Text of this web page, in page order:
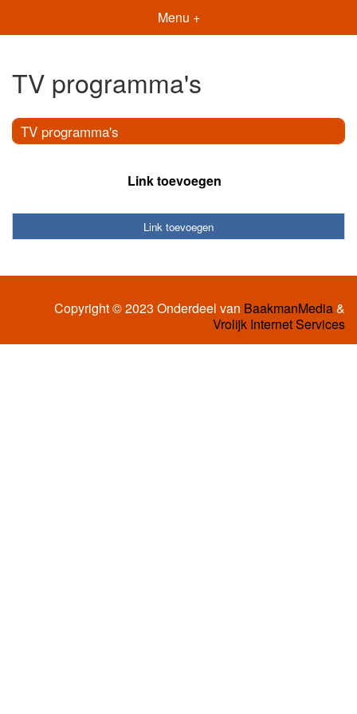
Menu +
TV programma's
TV programma's
Link toevoegen
Link toevoegen
Copyright © 2023 Onderdeel van BaakmanMedia&
Vrolijk Internet Services